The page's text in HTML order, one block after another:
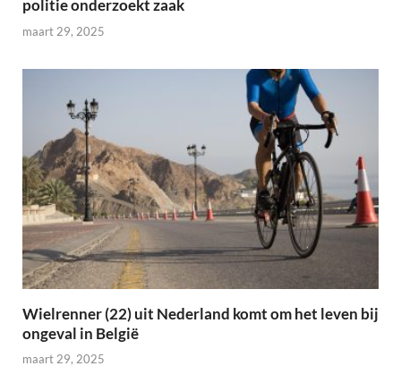
politie onderzoekt zaak
maart 29, 2025
Wielrenner (22) uit Nederland komt om het leven bij
ongeval in België
maart 29, 2025